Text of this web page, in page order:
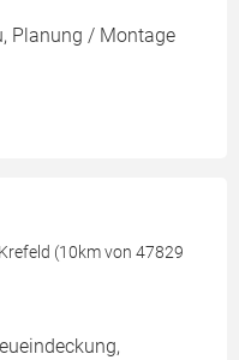
Planung / Montage
(10km von 47829